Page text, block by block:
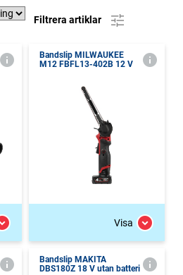
Filtrera artiklar
Bandslip MILWAUKEE
M12 FBFL13-402B 12 V
Visa
Bandslip MAKITA
DBS180Z 18 V utan batteri